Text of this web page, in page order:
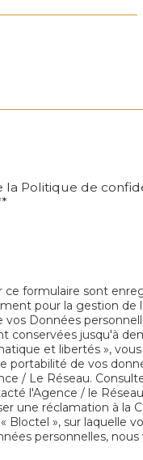
la Politique de
ce formulaire sont
pour la gestion de
vos Données
conservées jusqu'à
et libertés »,
portabilité de vos
/ Le Réseau.
l'Agence / le
une réclamation à la
», sur laquelle
personnelles,